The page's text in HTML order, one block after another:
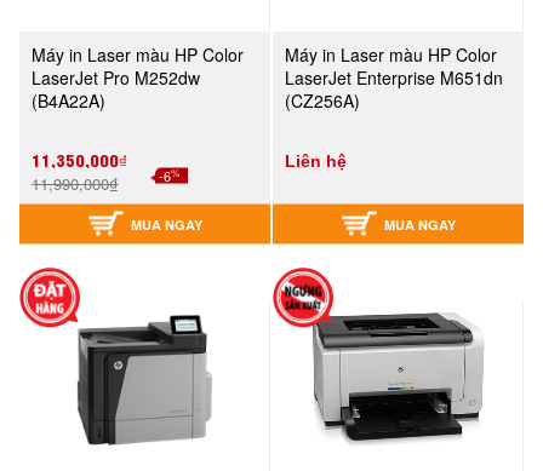
Máy in Laser màu HP Color
LaserJet Pro M252dw
(B4A22A)
11,350,000₫
11,990,000₫ -6%
MUA NGAY
Máy in Laser màu HP Color
LaserJet Enterprise M651dn
(CZ256A)
Liên hệ
MUA NGAY